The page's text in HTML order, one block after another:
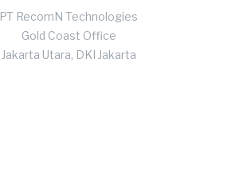
PT RecomN Technologies
Gold Coast Office
Jakarta Utara, DKI Jakarta